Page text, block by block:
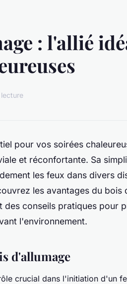
: l'allié
pour vos soirées
et réconfortante. Sa
les feux dans divers
les avantages du bois
des conseils pratiques pour
l'environnement.
d'allumage
crucial dans l'initiation d'un